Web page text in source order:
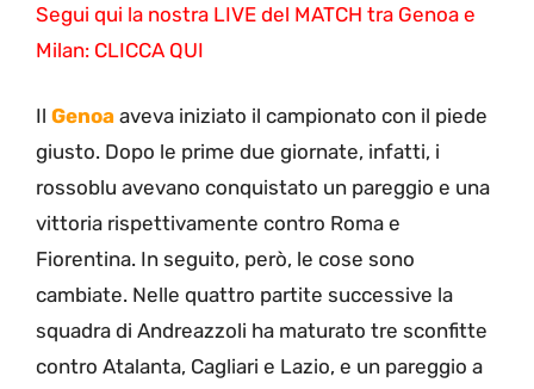
Segui qui la nostra LIVE del MATCH tra Genoa e
Milan: CLICCA QUI
Il Genoa aveva iniziato il campionato con il piede
giusto. Dopo le prime due giornate, infatti, i
rossoblu avevano conquistato un pareggio e una
vittoria rispettivamente contro Roma e
Fiorentina. In seguito, però, le cose sono
cambiate. Nelle quattro partite successive la
squadra di Andreazzoli ha maturato tre sconfitte
contro Atalanta, Cagliari e Lazio, e un pareggio a